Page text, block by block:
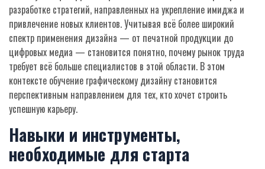
разработке стратегий, направленных на укрепление имиджа и
привлечение новых клиентов. Учитывая всё более широкий
спектр применения дизайна — от печатной продукции до
цифровых медиа — становится понятно, почему рынок труда
требует всё больше специалистов в этой области. В этом
контексте обучение графическому дизайну становится
перспективным направлением для тех, кто хочет строить
успешную карьеру.
Навыки и инструменты,
необходимые для старта